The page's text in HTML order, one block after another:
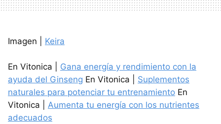
Imagen | Keira
En Vitonica | Gana energía y rendimiento con la
ayuda del Ginseng En Vitonica | Suplementos
naturales para potenciar tu entrenamiento En
Vitonica | Aumenta tu energía con los nutrientes
adecuados